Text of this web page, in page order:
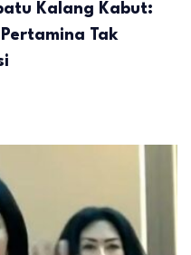
Kalang Kabut:
Tak